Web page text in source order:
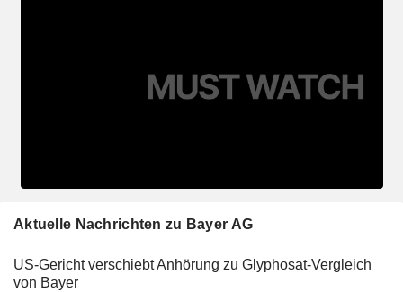
Aktuelle Nachrichten zu Bayer AG
US-Gericht verschiebt Anhörung zu Glyphosat-Vergleich
von Bayer